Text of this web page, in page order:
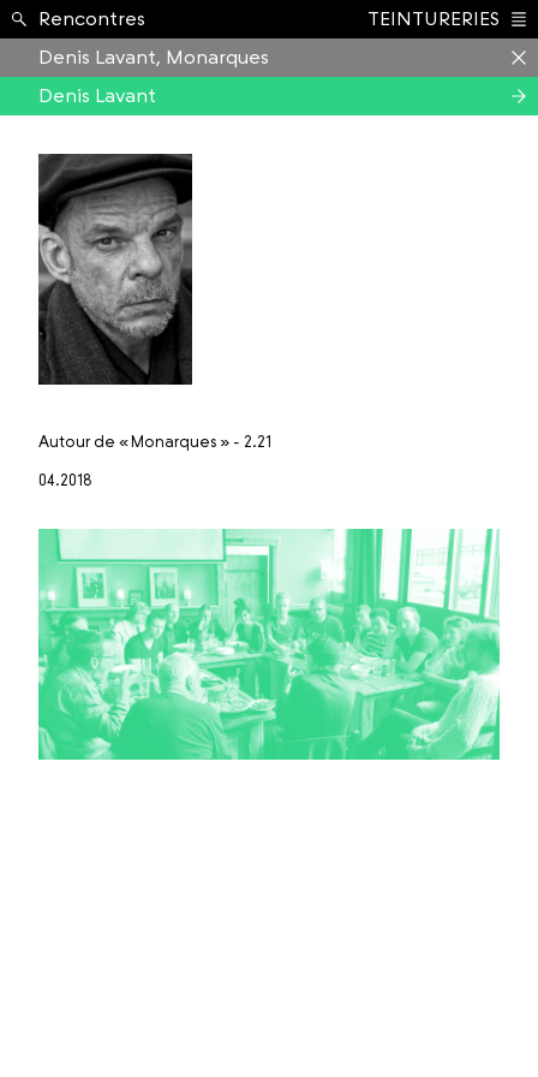
Formation ›
Rencontres
TEINTURERIES
Denis Lavant, Monarques
Denis Lavant
Autour de « Monarques » - 2.21
04.2018